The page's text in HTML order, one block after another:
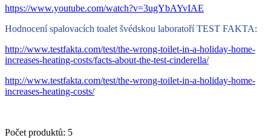
https://www.youtube.com/watch?v=3ugYbAYvIAE
Hodnocení spalovacích toalet švédskou laboratoří TEST FAKTA:
http://www.testfakta.com/test/the-wrong-toilet-in-a-holiday-home-
increases-heating-costs/facts-about-the-test-cinderella/
http://www.testfakta.com/test/the-wrong-toilet-in-a-holiday-home-
increases-heating-costs/
Počet produktů: 5